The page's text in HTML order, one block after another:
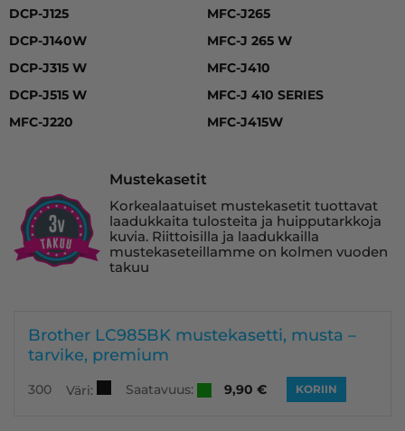
DCP-J125
DCP-J140W
DCP-J315 W
DCP-J515 W
MFC-J220
MFC-J265
MFC-J 265 W
MFC-J410
MFC-J 410 SERIES
MFC-J415W
Mustekasetit
Korkealaatuiset mustekasetit tuottavat
laadukkaita tulosteita ja huipputarkkoja
kuvia. Riittoisilla ja laadukkailla
mustekaseteillamme on kolmen vuoden
takuu
Brother LC985BK mustekasetti, musta –
tarvike, premium
300 Väri: Saatavuus: 9,90 € KORIIN